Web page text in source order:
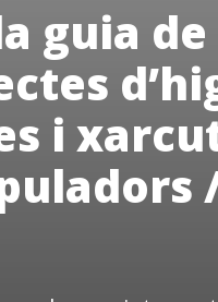
guia de
i